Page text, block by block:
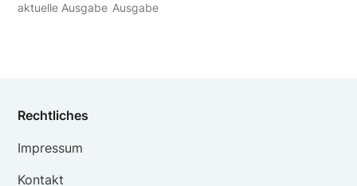
aktuelle Ausgabe Ausgabe
Rechtliches
Impressum
Kontakt